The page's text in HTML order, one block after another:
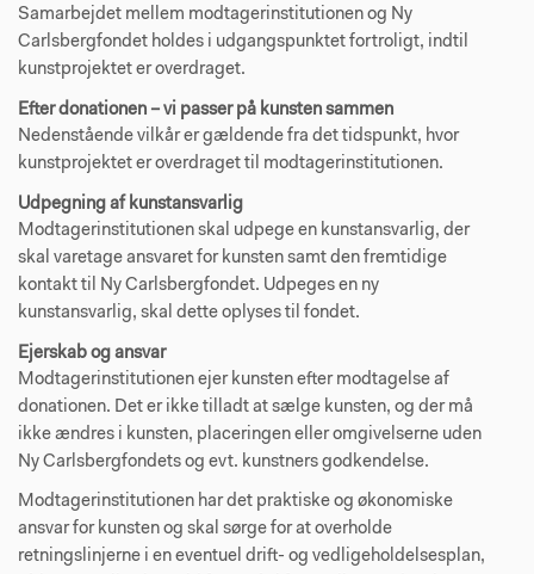
Samarbejdet mellem modtagerinstitutionen og Ny
Carlsbergfondet holdes i udgangspunktet fortroligt, indtil
kunstprojektet er overdraget.
Efter donationen – vi passer på kunsten sammen
Nedenstående vilkår er gældende fra det tidspunkt, hvor
kunstprojektet er overdraget til modtagerinstitutionen.
Udpegning af kunstansvarlig
Modtagerinstitutionen skal udpege en kunstansvarlig, der
skal varetage ansvaret for kunsten samt den fremtidige
kontakt til Ny Carlsbergfondet. Udpeges en ny
kunstansvarlig, skal dette oplyses til fondet.
Ejerskab og ansvar
Modtagerinstitutionen ejer kunsten efter modtagelse af
donationen. Det er ikke tilladt at sælge kunsten, og der må
ikke ændres i kunsten, placeringen eller omgivelserne uden
Ny Carlsbergfondets og evt. kunstners godkendelse.
Modtagerinstitutionen har det praktiske og økonomiske
ansvar for kunsten og skal sørge for at overholde
retningslinjerne i en eventuel drift- og vedligeholdelsesplan,